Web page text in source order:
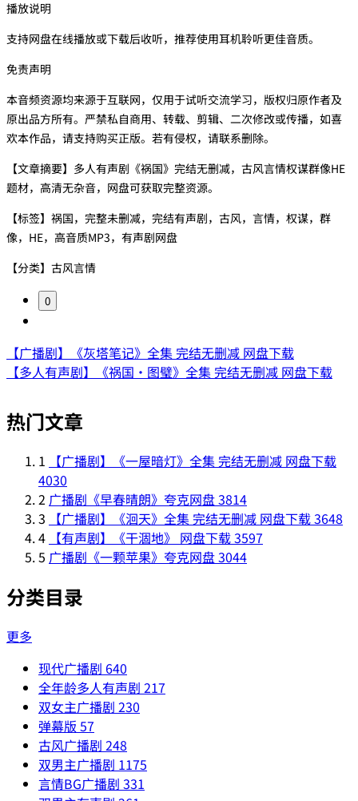
播放说明
支持网盘在线播放或下载后收听，推荐使用耳机聆听更佳音质。
免责声明
本音频资源均来源于互联网，仅用于试听交流学习，版权归原作者及
原出品方所有。严禁私自商用、转载、剪辑、二次修改或传播，如喜
欢本作品，请支持购买正版。若有侵权，请联系删除。
【文章摘要】多人有声剧《祸国》完结无删减，古风言情权谋群像HE
题材，高清无杂音，网盘可获取完整资源。
【标签】祸国，完整未删减，完结有声剧，古风，言情，权谋，群
像，HE，高音质MP3，有声剧网盘
【分类】古风言情
0
【广播剧】《灰塔笔记》全集 完结无删减 网盘下载
【多人有声剧】《祸国·图璧》全集 完结无删减 网盘下载
热门文章
1
【广播剧】《一屋暗灯》全集 完结无删减 网盘下载
4030
2 广播剧《早春晴朗》夸克网盘3814
3
【广播剧】《洄天》全集 完结无删减 网盘下载3648
4 【有声剧】《干涸地》 网盘下载3597
5 广播剧《一颗苹果》夸克网盘3044
分类目录
更多
现代广播剧 640
全年龄多人有声剧 217
双女主广播剧 230
弹幕版 57
古风广播剧 248
双男主广播剧 1175
言情BG广播剧 331